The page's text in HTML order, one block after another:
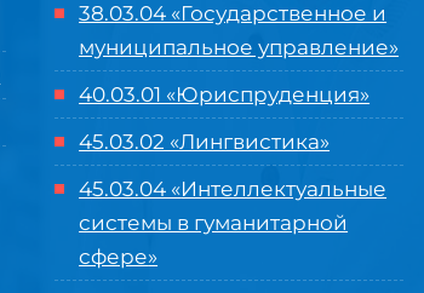
38.03.04 «Государственное и
муниципальное управление»
40.03.01 «Юриспруденция»
45.03.02 «Лингвистика»
45.03.04 «Интеллектуальные
системы в гуманитарной
сфере»